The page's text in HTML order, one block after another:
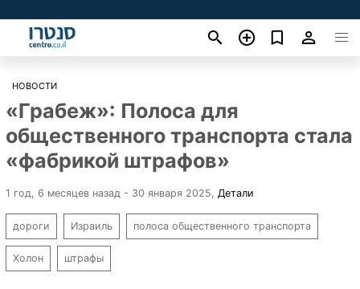
НОВОСТИ
«Грабеж»: Полоса для
общественного транспорта стала
«фабрикой штрафов»
1 год, 6 месяцев назад - 30 января 2025 Детали
дороги Израиль полоса общественного транспорта
Холон штрафы